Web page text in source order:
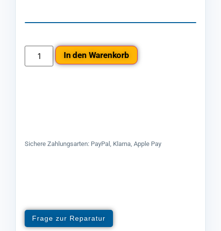
In den Warenkorb
Sichere Zahlungsarten: PayPal, Klarna, Apple Pay
Frage zur Reparatur